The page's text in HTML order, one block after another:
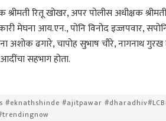
श्रीमती रितू खोखर, अपर पोलीस अधीक्षक
मेघना आय.एन., पोनि विनोद इज्जपवार,
अशोक ढगारे, चापोह सुभाष चौरे, नागनाथ
सहभाग होता.
#eknathshinde #ajitpawar